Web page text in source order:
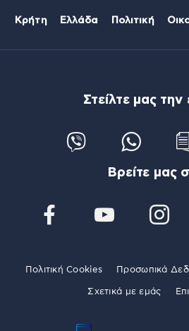
Κρήτη Ελλάδα Πολιτική
Στείλτε μας την
Βρείτε μας
Πολιτική Cookies Προσωπικά
Σχετικά με εμάς